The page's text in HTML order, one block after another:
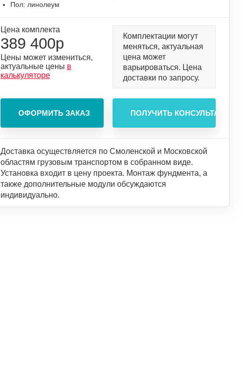
Пол: линолеум
Цена комплекта
389 400р
Цены может измениться,
актуальные цены в
калькуляторе
Комплектации могут
меняться, актуальная
цена может
варьироваться. Цена
доставки по запросу.
Доставка осуществляется по Смоленской и Московской
областям грузовым транспортом в собранном виде.
Установка входит в цену проекта. Монтаж фундмента, а
также дополнительные модули обсуждаются
индивидуально.